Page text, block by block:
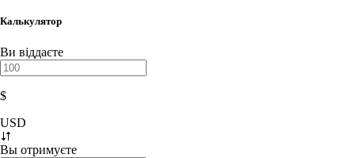
Калькулятор
Ви віддаєте
$
USD
Вы отримуєте